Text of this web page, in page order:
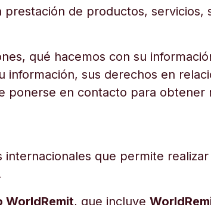
de productos, servicios,
qué hacemos con su
sus derechos en
en contacto para obtener
internacionales que permite
WorldRemit, que incluye